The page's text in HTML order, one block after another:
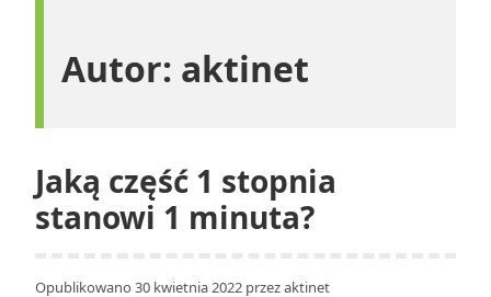
Autor: aktinet
Jaką część 1 stopnia
stanowi 1 minuta?
Opublikowano 30 kwietnia 2022 przezaktinet